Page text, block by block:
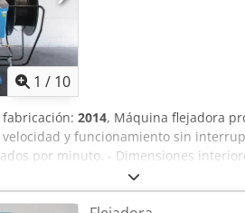
1 / 10
fabricación: 2014, Máquina flejadora
y funcionamiento sin
por minuto. - Dimensiones
mediante fleje de 12 mm. - Avance y
del flejado mediante botón o,